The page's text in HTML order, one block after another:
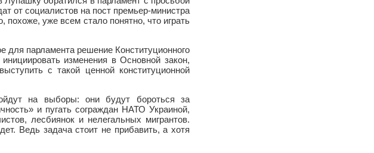
от социалистов на пост премьер-министра
уже всем стало понятно, что играть
для парламента решение Конституционного
изменения в Основной закон,
с такой ценной конституционной
на выборы: они будут бороться за
и пугать сограждан НАТО Украиной,
лесбиянок и нелегальных мигрантов.
Ведь задача стоит не прибавить, а хотя